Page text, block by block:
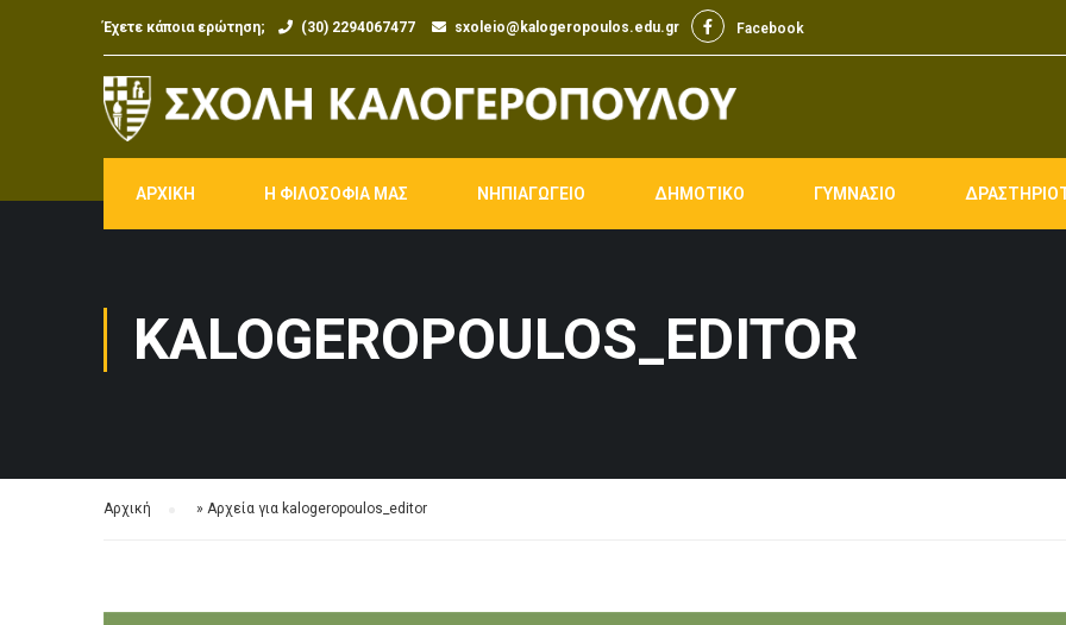
Έχετε κάποια ερώτηση; (30) 2294067477 sxoleio@kalogeropoulos.edu.gr Facebook
Facebook
ΑΡΧΙΚΗ Η ΦΙΛΟΣΟΦΙΑ ΜΑΣ ΝΗΠΙΑΓΩΓΕΙΟ ΔΗΜΟΤΙΚΟ ΓΥΜΝΑΣΙΟ
KALOGEROPOULOS_EDITOR
Αρχική » Αρχεία για kalogeropoulos_editor